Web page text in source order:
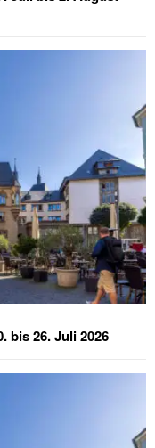
bis 26. Juli 2026